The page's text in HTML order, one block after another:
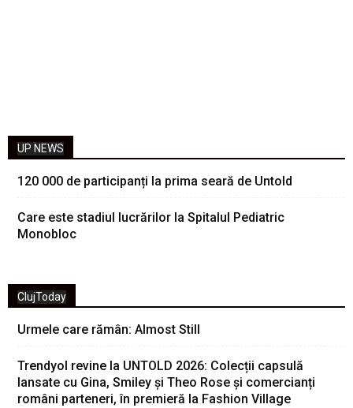
UP NEWS
120 000 de participanți la prima seară de Untold
Care este stadiul lucrărilor la Spitalul Pediatric
Monobloc
ClujToday
Urmele care rămân: Almost Still
Trendyol revine la UNTOLD 2026: Colecții capsulă
lansate cu Gina, Smiley și Theo Rose și comercianți
români parteneri, în premieră la Fashion Village